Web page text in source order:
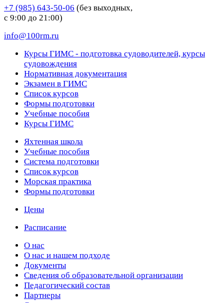
+7 (985) 643-50-06 (без выходных,
с 9:00 до 21:00)
info@100rm.ru
Курсы ГИМС - подготовка судоводителей, курсы
судовождения
Нормативная документация
Экзамен в ГИМС
Список курсов
Формы подготовки
Учебные пособия
Курсы ГИМС
Яхтенная школа
Учебные пособия
Cистема подготовки
Список курсов
Морская практика
Формы подготовки
Цены
Расписание
О нас
О нас и нашем подходе
Документы
Сведения об образовательной организации
Педагогический состав
Партнеры